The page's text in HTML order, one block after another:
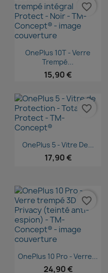
Aperçu rapide
OnePlus 10T - Verre
Trempé...
15,90 €
favorite_border
Aperçu rapide
OnePlus 5 - Vitre De...
17,90 €
favorite_border
Aperçu rapide
OnePlus 10 Pro - Verre...
24,90 €
favorite_border